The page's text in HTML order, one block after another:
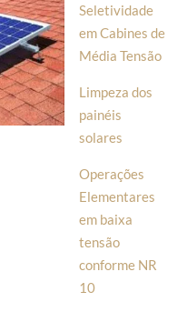
Seletividade
em Cabines de
Média Tensão
Limpeza dos
painéis
solares
Operações
Elementares
em baixa
tensão
conforme NR
10